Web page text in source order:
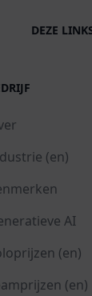
DEZE
(en)
AI
(en)
(en)